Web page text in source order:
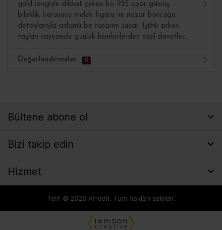
gold rengiyle dikkat çeken bu 925 ayar gümüş
bileklik, koruyucu melek figürü ve nazar boncuğu
detaylarıyla anlamlı bir tasarım sunar. Işıltılı zirkon
taşları sayesinde günlük kombinlerden özel davetler...
Değerlendirmeler 0
Bültene abone ol
Bizi takip edin
Hizmet
Telif © 2026 Afrodit. Tüm hakları saklıdır.